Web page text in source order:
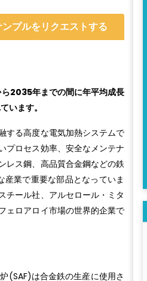
プルをリクエストする
2035年までの間に年平均成長
います。
する高度な電気加熱システムで
プロセス効率、安全なメンテナ
レス鋼、高品質合金鋼などの鉄
業で重要な部品となっていま
チール社、アルセロール・ミタ
ェロアロイ市場の世界的企業で
(SAF)は合金鉄の生産に使用さ